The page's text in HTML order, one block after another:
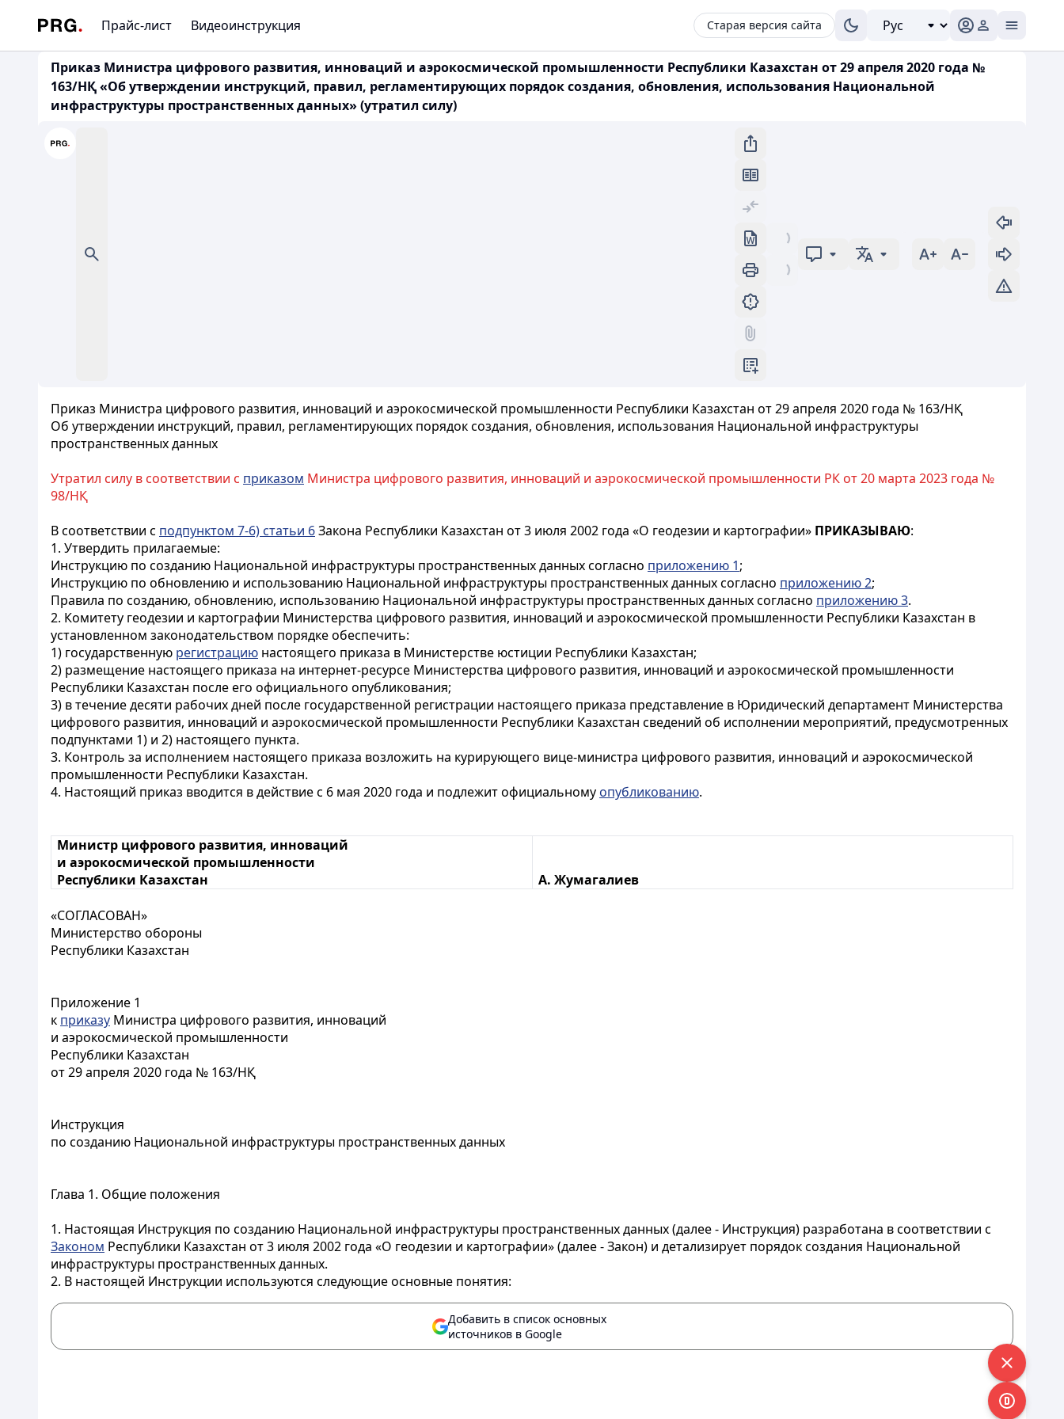
Прайс-лист Видеоинструкция Старая версия сайта
Приказ Министра цифрового развития, инноваций и аэрокосмической промышленности Республики Казахстан от 29 апреля 2020 года №
163/НҚ «Об утверждении инструкций, правил, регламентирующих порядок создания, обновления, использования Национальной
инфраструктуры пространственных данных» (утратил силу)
Приказ Министра цифрового развития, инноваций и аэрокосмической промышленности Республики Казахстан от 29 апреля 2020 года № 163/НҚ
Об утверждении инструкций, правил, регламентирующих порядок создания, обновления, использования Национальной инфраструктуры
пространственных данных
Утратил силу в соответствии с приказом Министра цифрового развития, инноваций и аэрокосмической промышленности РК от 20 марта 2023 года №
98/НҚ
В соответствии с подпунктом 7-6) статьи 6Закона Республики Казахстан от 3 июля 2002 года «О геодезии и картографии» ПРИКАЗЫВАЮ:
1. Утвердить прилагаемые:
Инструкцию по созданию Национальной инфраструктуры пространственных данных согласно приложению 1;
Инструкцию по обновлению и использованию Национальной инфраструктуры пространственных данных согласно приложению 2;
Правила по созданию, обновлению, использованию Национальной инфраструктуры пространственных данных согласно приложению 3.
2. Комитету геодезии и картографии Министерства цифрового развития, инноваций и аэрокосмической промышленности Республики Казахстан в
установленном законодательством порядке обеспечить:
1) государственную регистрацию настоящего приказа в Министерстве юстиции Республики Казахстан;
2) размещение настоящего приказа на интернет-ресурсе Министерства цифрового развития, инноваций и аэрокосмической промышленности
Республики Казахстан после его официального опубликования;
3) в течение десяти рабочих дней после государственной регистрации настоящего приказа представление в Юридический департамент Министерства
цифрового развития, инноваций и аэрокосмической промышленности Республики Казахстан сведений об исполнении мероприятий, предусмотренных
подпунктами 1) и 2) настоящего пункта.
3. Контроль за исполнением настоящего приказа возложить на курирующего вице-министра цифрового развития, инноваций и аэрокосмической
промышленности Республики Казахстан.
4. Настоящий приказ вводится в действие с 6 мая 2020 года и подлежит официальному опубликованию.
Министр цифрового развития, инноваций
и аэрокосмической промышленности
Республики Казахстан
А. Жумагалиев
«СОГЛАСОВАН»
Министерство обороны
Республики Казахстан
Приложение 1
к приказу Министра цифрового развития, инноваций
и аэрокосмической промышленности
Республики Казахстан
от 29 апреля 2020 года № 163/НҚ
Инструкция
по созданию Национальной инфраструктуры пространственных данных
Глава 1. Общие положения
1. Настоящая Инструкция по созданию Национальной инфраструктуры пространственных данных (далее - Инструкция) разработана в соответствии с
Законом Республики Казахстан от 3 июля 2002 года «О геодезии и картографии» (далее - Закон) и детализирует порядок создания Национальной
инфраструктуры пространственных данных.
2. В настоящей Инструкции используются следующие основные понятия:
Добавить в список основных
источников в Google